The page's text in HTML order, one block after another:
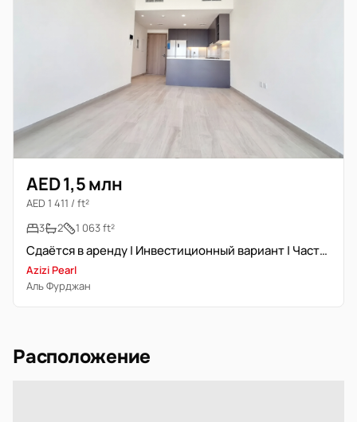
AED 1,5 млн
AED 1 411 / ft²
3
2 1 063 ft²
Сдаётся в аренду | Инвестиционный вариант | Частично меблирована
Azizi Pearl
Аль Фурджан
Расположение